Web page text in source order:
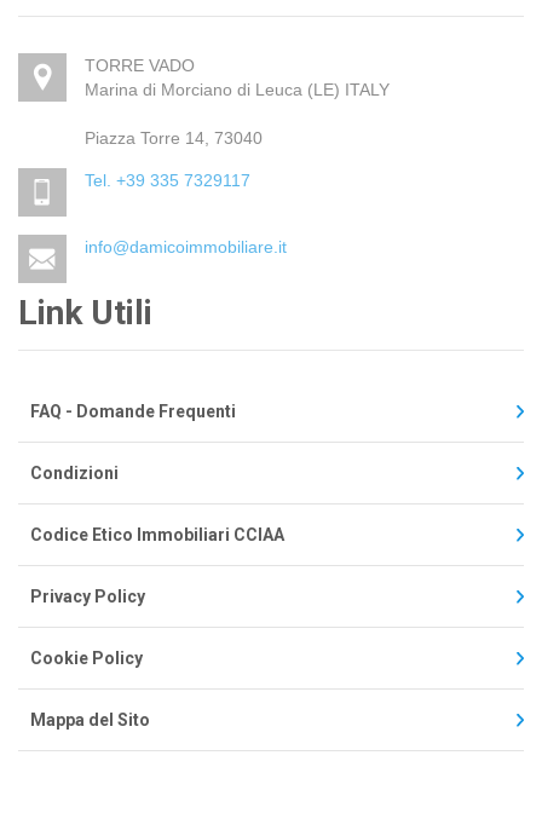
TORRE VADO
Marina di Morciano di Leuca (LE) ITALY
Piazza Torre 14, 73040
Tel. +39 335 7329117
info@damicoimmobiliare.it
Link Utili
FAQ - Domande Frequenti
Condizioni
Codice Etico Immobiliari CCIAA
Privacy Policy
Cookie Policy
Mappa del Sito